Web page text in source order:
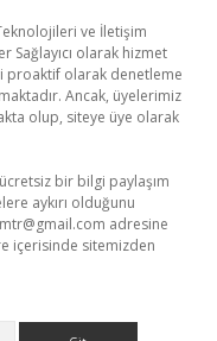
ve İletişim
Sağlayıcı olarak hizmet
proaktif olarak denetleme
Ancak, üyelerimiz
olup, siteye üye olarak
bir bilgi paylaşım
aykırı olduğunu
adresine
içerisinde sitemizden